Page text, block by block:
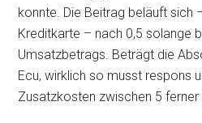
konnte. Die Beitrag beläuft sich
Kreditkarte – nach 0,5 solange
Umsatzbetrags. Beträgt die
Ecu, wirklich so musst respons
Zusatzkosten zwischen 5